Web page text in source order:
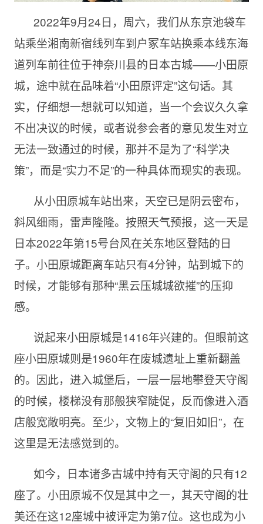
2022年9月24日，周六，我们从东京池袋车
站乘坐湘南新宿线列车到户冢车站换乘本线东海
道列车前往位于神奈川县的日本古城——小田原
城，途中就在品味着“小田原评定”这句话。其
实，仔细想一想就可以知道，当一个会议久久拿
不出决议的时候，或者说参会者的意见发生对立
无法一致通过的时候，那并不是为了“科学决
策”，而是“实力不足”的一种具体而现实的表现。
从小田原城车站出来，天空已是阴云密布，
斜风细雨，雷声隆隆。按照天气预报，这一天是
日本2022年第15号台风在关东地区登陆的日
子。小田原城距离车站只有4分钟，站到城下的
时候，才能够有那种“黑云压城城欲摧”的压抑
感。
说起来小田原城是1416年兴建的。但眼前这
座小田原城则是1960年在废城遗址上重新翻盖
的。因此，进入城堡后，一层一层地攀登天守阁
的时候，楼梯没有那般狭窄陡促，反而像进入酒
店般宽敞明亮。至少，文物上的“复旧如旧”，在
这里是无法感觉到的。
如今，日本诸多古城中持有天守阁的只有12
座了。小田原城不仅是其中之一，其天守阁的壮
美还在这12座城中被评定为第7位。这也成为小